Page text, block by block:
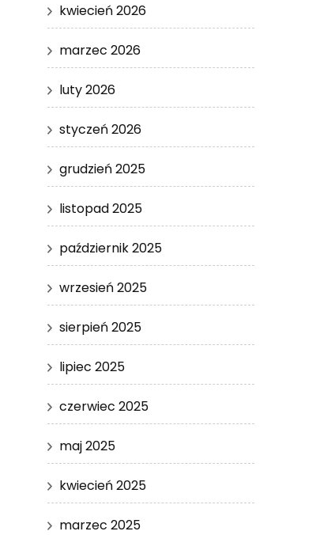
kwiecień 2026
marzec 2026
luty 2026
styczeń 2026
grudzień 2025
listopad 2025
październik 2025
wrzesień 2025
sierpień 2025
lipiec 2025
czerwiec 2025
maj 2025
kwiecień 2025
marzec 2025